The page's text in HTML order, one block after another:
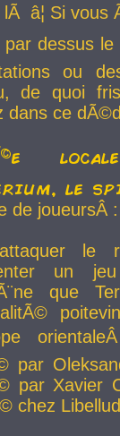
â¦ Si vous
par dessus
ou
de quoi
dans ce
le
de
le
un
que
par
par Xavier
chez